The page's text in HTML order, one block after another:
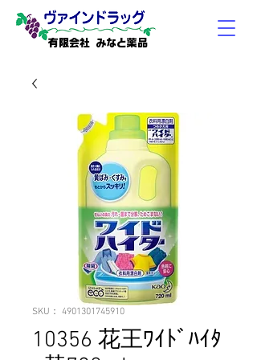
有限会社 みなと薬品
SKU： 4901301745910
10356 花王ﾜｲﾄﾞﾊｲﾀ